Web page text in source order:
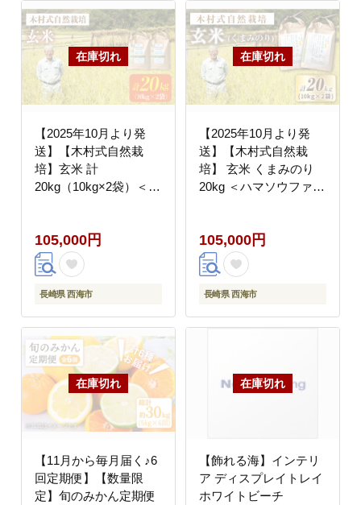
【2025年10月より発
送】【木村式自然栽
培】玄米 計
20kg（10kg×2袋）＜ハ
105,000円
長崎県 西海市
【2025年10月より発
送】【木村式自然栽
培】 玄米 くまみのり
20kg ＜ハマソウファー
105,000円
長崎県 西海市
【11月から毎月届く♪6
回定期便】【数量限
定】旬のみかん定期便
【飾れる海】インテリ
ア ディスプレイトレイ
ホワイトビーチ